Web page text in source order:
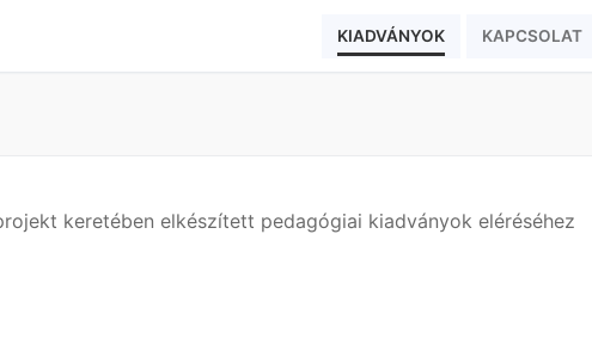
KIADVÁNYOK KAPCSOLAT
keretében elkészített pedagógiai kiadványok eléréséhez